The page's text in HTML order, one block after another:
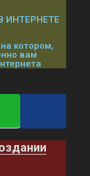
ИНТЕРНЕТЕ
котором,
вам